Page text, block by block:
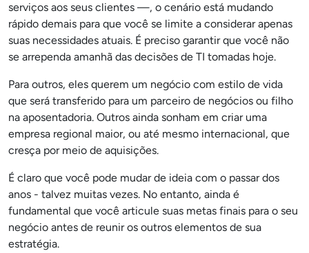
serviços aos seus clientes —, o cenário está mudando
rápido demais para que você se limite a considerar apenas
suas necessidades atuais. É preciso garantir que você não
se arrependa amanhã das decisões de TI tomadas hoje.
Para outros, eles querem um negócio com estilo de vida
que será transferido para um parceiro de negócios ou filho
na aposentadoria. Outros ainda sonham em criar uma
empresa regional maior, ou até mesmo internacional, que
cresça por meio de aquisições.
É claro que você pode mudar de ideia com o passar dos
anos - talvez muitas vezes. No entanto, ainda é
fundamental que você articule suas metas finais para o seu
negócio antes de reunir os outros elementos de sua
estratégia.